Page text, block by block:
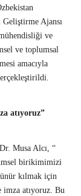
Ajansı
ve
ve toplumsal
amacıyla
atıyoruz”
Musa Alcı, “
birikimimizi
kılmak için
atıyoruz. Bu